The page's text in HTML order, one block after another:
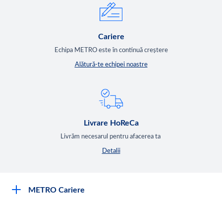
Cariere
Echipa METRO este în continuă creștere
Alătură-te echipei noastre
Livrare HoReCa
Livrăm necesarul pentru afacerea ta
Detalii
METRO Cariere